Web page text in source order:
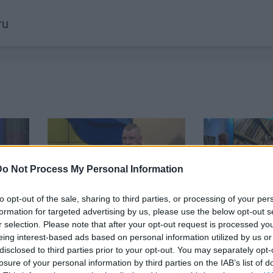
Not Process My Personal Information
opt-out of the sale, sharing to third parties, or processing of your
for targeted advertising by us, please use the below opt-out
selection. Please note that after your opt-out request is processed
interest-based ads based on personal information utilized by us
to third parties prior to your opt-out. You may separately
of your personal information by third parties on the IAB’s list of
1.
03.08.2026 Aktuālais par
karadarbību Ukrainā 1. daļa
3. augusts
03.08.2026
daļa
3. augusts